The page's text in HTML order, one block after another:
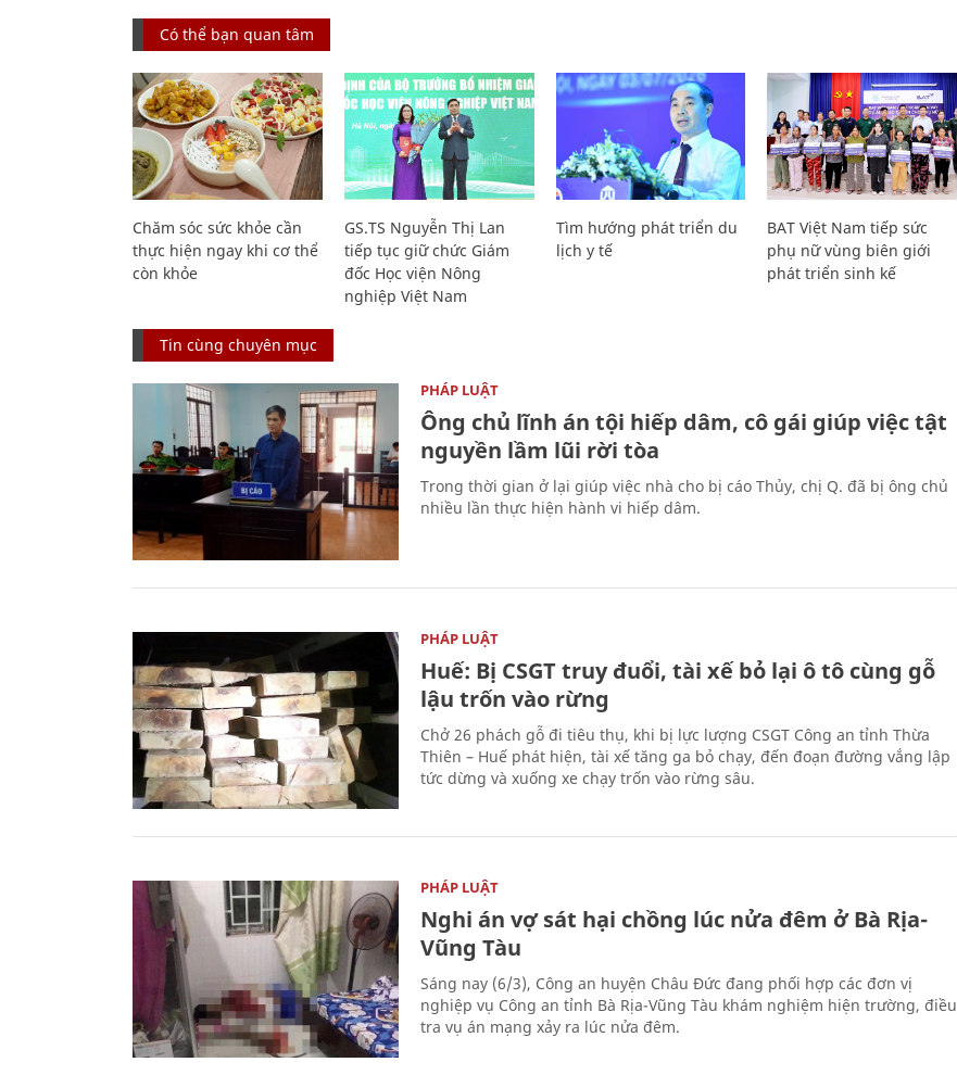
Có thể bạn quan tâm
Chăm sóc sức khỏe cần
thực hiện ngay khi cơ thể
còn khỏe
GS.TS Nguyễn Thị Lan
tiếp tục giữ chức Giám
đốc Học viện Nông
nghiệp Việt Nam
Tìm hướng phát triển du
lịch y tế
BAT Việt Nam tiếp sức
phụ nữ vùng biên giới
phát triển sinh kế
Tin cùng chuyên mục
PHÁP LUẬT
Ông chủ lĩnh án tội hiếp dâm, cô gái giúp việc tật
nguyền lầm lũi rời tòa
Trong thời gian ở lại giúp việc nhà cho bị cáo Thủy, chị Q. đã bị ông chủ
nhiều lần thực hiện hành vi hiếp dâm.
PHÁP LUẬT
Huế: Bị CSGT truy đuổi, tài xế bỏ lại ô tô cùng gỗ
lậu trốn vào rừng
Chở 26 phách gỗ đi tiêu thụ, khi bị lực lượng CSGT Công an tỉnh Thừa
Thiên – Huế phát hiện, tài xế tăng ga bỏ chạy, đến đoạn đường vắng lập
tức dừng và xuống xe chạy trốn vào rừng sâu.
PHÁP LUẬT
Nghi án vợ sát hại chồng lúc nửa đêm ở Bà Rịa-
Vũng Tàu
Sáng nay (6/3), Công an huyện Châu Đức đang phối hợp các đơn vị
nghiệp vụ Công an tỉnh Bà Rịa-Vũng Tàu khám nghiệm hiện trường, điều
tra vụ án mạng xảy ra lúc nửa đêm.